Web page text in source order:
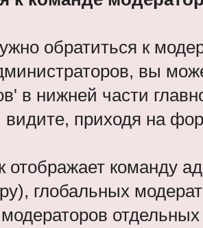
обратиться к
вы
в нижней части
видите, приходя на
отображает команду
глобальных